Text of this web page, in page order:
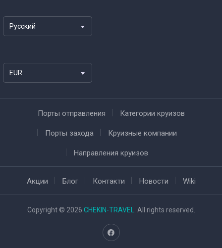
Русский
EUR
Порты отправления Категории круизов
Порты захода Круизные компании
Направления круизов
Акции Блог Контакти Новости Wiki
Copyright © 2026 CHEKIN-TRAVEL . All rights reserved.